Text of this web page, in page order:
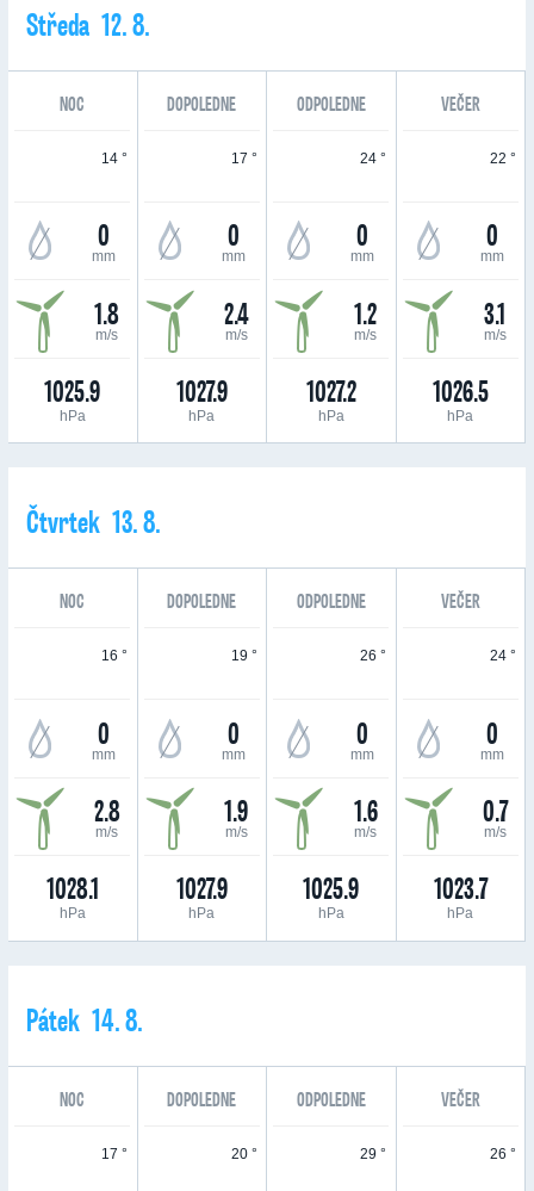
Středa 12. 8.
NOC DOPOLEDNE ODPOLEDNE VEČER
14 °
0
mm
1.8
m/s
1025.9
hPa
17 °
0
mm
2.4
m/s
1027.9
hPa
24 °
0
mm
1.2
m/s
1027.2
hPa
22 °
0
mm
3.1
m/s
1026.5
hPa
Čtvrtek 13. 8.
NOC DOPOLEDNE ODPOLEDNE VEČER
16 °
0
mm
2.8
m/s
1028.1
hPa
19 °
0
mm
1.9
m/s
1027.9
hPa
26 °
0
mm
1.6
m/s
1025.9
hPa
24 °
0
mm
0.7
m/s
1023.7
hPa
Pátek 14. 8.
NOC DOPOLEDNE ODPOLEDNE VEČER
17 ° 20 ° 29 ° 26 °